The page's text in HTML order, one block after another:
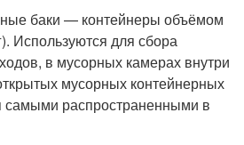
баки — контейнеры объёмом
Используются для сбора
в мусорных камерах внутри
мусорных контейнерных
распространенными в